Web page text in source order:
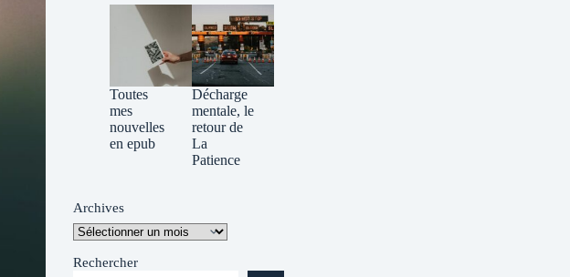
Toutes
mes
nouvelles
en epub
Décharge
mentale, le
retour de
La
Patience
Archives
Rechercher